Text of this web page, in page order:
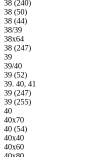
38 (240)
38 (50)
38 (44)
38/39
38х64
38 (247)
39
39/40
39 (52)
39. 40, 41
39 (247)
39 (255)
40
40х70
40 (54)
40х40
40х60